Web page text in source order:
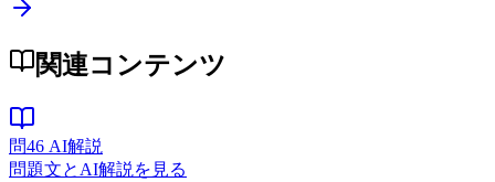
関連コンテンツ
問46 AI解説
問題文とAI解説を見る